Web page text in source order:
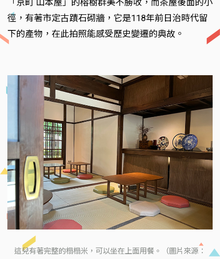
「京町 山本屋」的榕樹群美不勝收，而茶屋後面的小
徑，有著市定古蹟石砌牆，它是118年前日治時代留
下的產物，在此拍照能感受歷史變遷的典故。
這兒有著完整的榻榻米，可以坐在上面用餐。（圖片來源：